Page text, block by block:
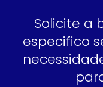
Solicite a
especifico